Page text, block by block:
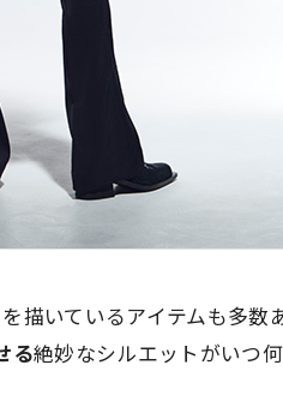
描いているアイテムも多数
る絶妙なシルエットがいつ